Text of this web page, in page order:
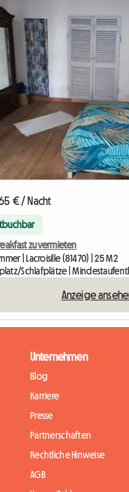
€ / Nacht
zu vermieten
| Lacroisille (81470) | 25 M2
Schlafplätze |
Anzeige
Unternehmen
Blog
Karriere
Presse
Partnerschaften
Rechtliche Hinweise
AGB